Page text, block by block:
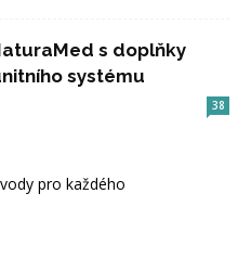
s doplňky
systému
38
pro každého